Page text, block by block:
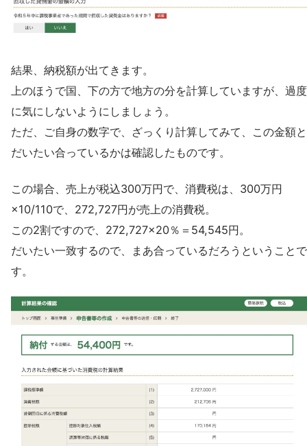
結果、納税額が出てきます。
上のほうで国、下の方で地方の分を計算していますが、過度
に気にしないようにしましょう。
ただ、ご自身の数字で、ざっくり計算してみて、この金額と
だいたい合っているかは確認したものです。
この場合、売上が税込300万円で、消費税は、300万円
×10/110で、272,727円が売上の消費税。
この2割ですので、272,727×20％＝54,545円。
だいたい一致するので、まあ合っているだろうということで
す。